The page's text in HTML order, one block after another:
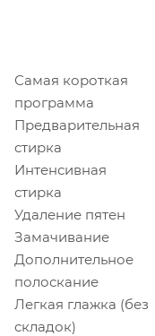
Самая короткая
программа
Предварительная
стирка
Интенсивная
стирка
Удаление пятен
Замачивание
Дополнительное
полоскание
Легкая глажка (без
складок)